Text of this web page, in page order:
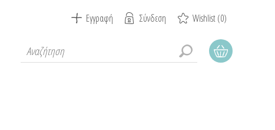
Εγγραφή Σύνδεση Wishlist(0)